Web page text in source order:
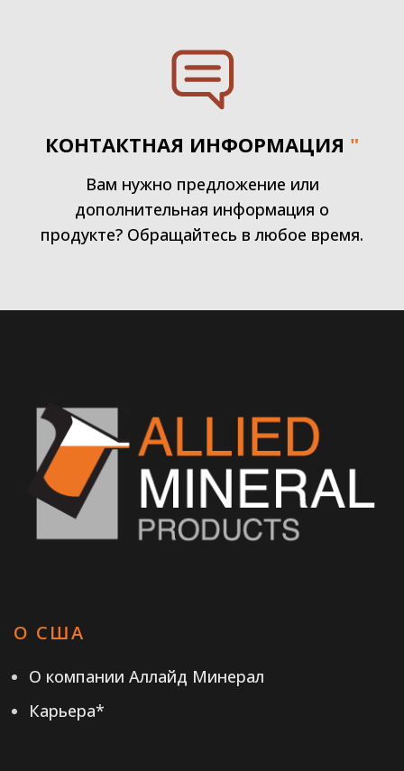
КОНТАКТНАЯ ИНФОРМАЦИЯ "
Вам нужно предложение или
дополнительная информация о
продукте? Обращайтесь в любое время.
О США
О компании Аллайд Минерал
Карьера*